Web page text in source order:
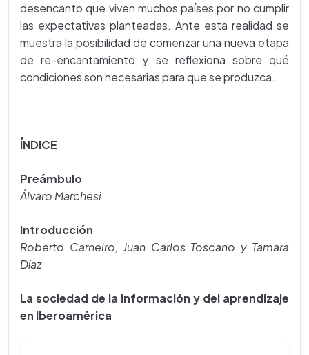
desencanto que viven muchos países por no cumplir
las expectativas planteadas. Ante esta realidad se
muestra la posibilidad de comenzar una nueva etapa
de re-encantamiento y se reflexiona sobre qué
condiciones son necesarias para que se produzca.
ÍNDICE
Preámbulo
Álvaro Marchesi
Introducción
Roberto Carneiro, Juan Carlos Toscano y Tamara
Díaz
La sociedad de la información y del aprendizaje
en Iberoamérica